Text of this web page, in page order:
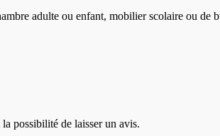
adulte ou enfant, mobilier scolaire ou de
possibilité de laisser un avis.